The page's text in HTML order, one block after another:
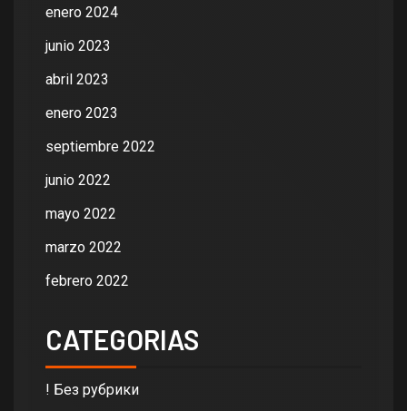
enero 2024
junio 2023
abril 2023
enero 2023
septiembre 2022
junio 2022
mayo 2022
marzo 2022
febrero 2022
CATEGORIAS
! Без рубрики